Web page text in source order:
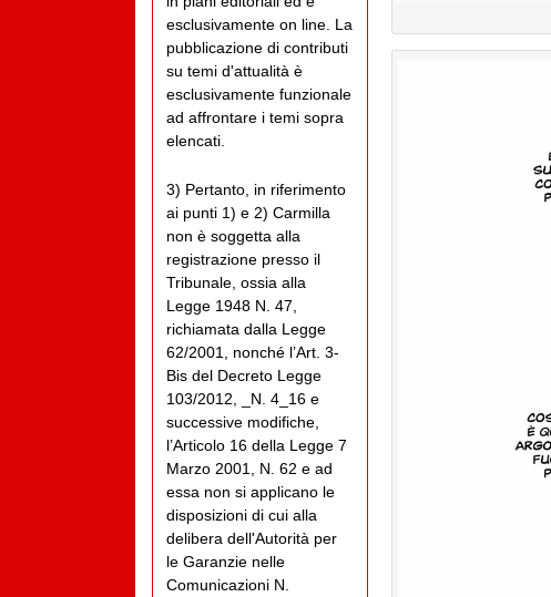
esclusivamente on line. La
pubblicazione di contributi
su temi d'attualità è
esclusivamente funzionale
ad affrontare i temi sopra
elencati.
3) Pertanto, in riferimento
ai punti 1) e 2) Carmilla
non è soggetta alla
registrazione presso il
Tribunale, ossia alla
Legge 1948 N. 47,
richiamata dalla Legge
62/2001, nonché l’Art. 3-
Bis del Decreto Legge
103/2012, _N. 4_16 e
successive modifiche,
l’Articolo 16 della Legge 7
Marzo 2001, N. 62 e ad
essa non si applicano le
disposizioni di cui alla
delibera dell'Autorità per
le Garanzie nelle
Comunicazioni N.